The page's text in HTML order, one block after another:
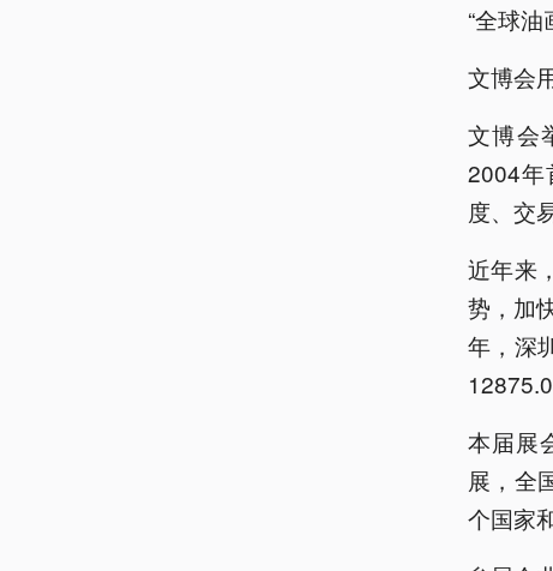
“全球
文博会
文博会
2004年
度、交
近年来
势，加
年，深
本届展
展，全
个国家